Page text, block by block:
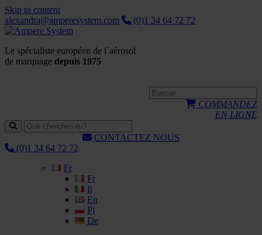
Skip to content
alexandra@amperesystem.com
(0)1 34 64 72 72
Le spécialiste européen de l´aérosol
de marquage depuis 1975
COMMANDEZ
EN LIGNE
CONTACTEZ NOUS
(0)1 34 64 72 72
Fr
Fr
It
En
Pl
De